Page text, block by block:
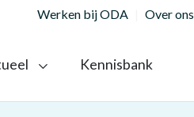
Werken bij ODA Over ons
Kennisbank